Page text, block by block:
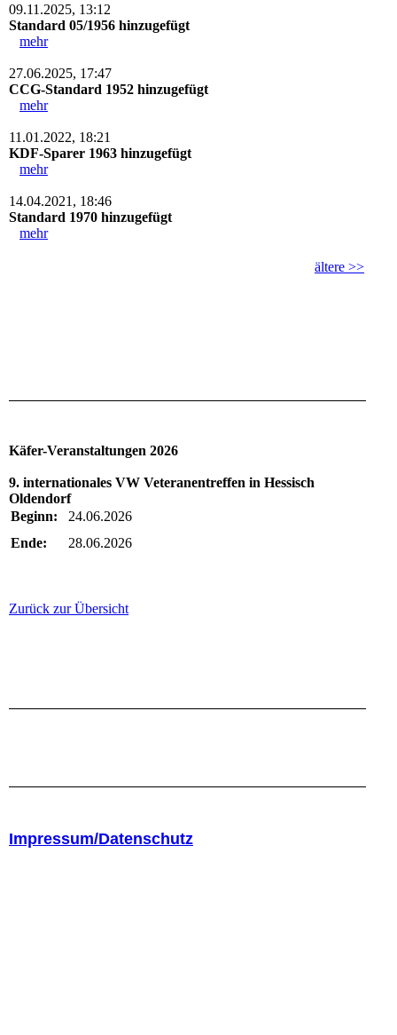
09.11.2025, 13:12
Standard 05/1956 hinzugefügt
mehr
27.06.2025, 17:47
CCG-Standard 1952 hinzugefügt
mehr
11.01.2022, 18:21
KDF-Sparer 1963 hinzugefügt
mehr
14.04.2021, 18:46
Standard 1970 hinzugefügt
mehr
ältere >>
Käfer-Veranstaltungen 2026
9. internationales VW Veteranentreffen in Hessisch
Oldendorf
Beginn:
24.06.2026
Ende:
28.06.2026
Zurück zur Übersicht
Impressum/Datenschutz